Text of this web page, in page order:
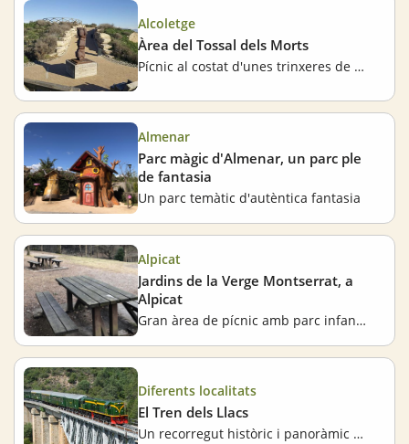
Alcoletge
Àrea del Tossal dels Morts
Pícnic al costat d'unes trinxeres de la Guerra Civil
Almenar
Parc màgic d'Almenar, un parc ple
de fantasia
Un parc temàtic d'autèntica fantasia
Alpicat
Jardins de la Verge Montserrat, a
Alpicat
Gran àrea de pícnic amb parc infantil
Diferents localitats
El Tren dels Llacs
Un recorregut històric i panoràmic al Prepirineu de Lleida